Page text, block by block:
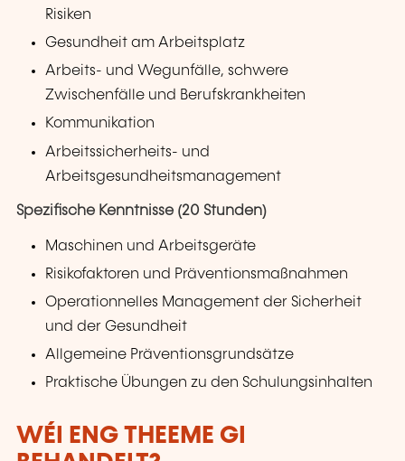
Risiken
Gesundheit am Arbeitsplatz
Arbeits- und Wegunfälle, schwere
Zwischenfälle und Berufskrankheiten
Kommunikation
Arbeitssicherheits- und
Arbeitsgesundheitsmanagement
Spezifische Kenntnisse (20 Stunden)
Maschinen und Arbeitsgeräte
Risikofaktoren und Präventionsmaßnahmen
Operationnelles Management der Sicherheit
und der Gesundheit
Allgemeine Präventionsgrundsätze
Praktische Übungen zu den Schulungsinhalten
WÉI ENG THEEME GI